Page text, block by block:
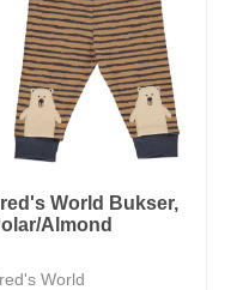
World Bukser,
Almond
World